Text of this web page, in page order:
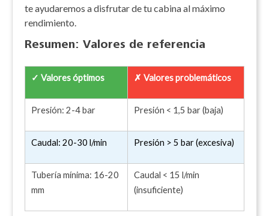
te ayudaremos a disfrutar de tu cabina al máximo
rendimiento.
Resumen: Valores de referencia
✓ Valores óptimos ✗ Valores problemáticos
Presión: 2-4 bar Presión < 1,5 bar (baja)
Caudal: 20-30 l/min Presión > 5 bar (excesiva)
Tubería mínima: 16-20
mm
Caudal < 15 l/min
(insuficiente)